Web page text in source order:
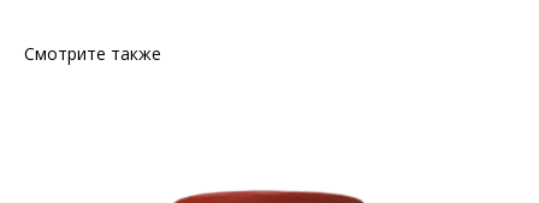
Смотрите также